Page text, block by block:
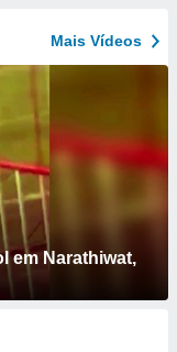
Mais Vídeos
em Narathiwat,